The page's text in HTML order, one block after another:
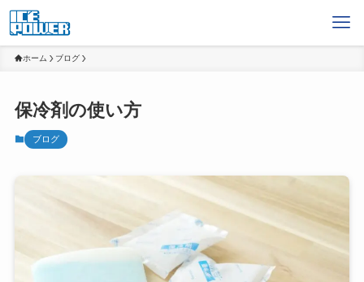
ホーム ブログ
保冷剤の使い方
ブログ